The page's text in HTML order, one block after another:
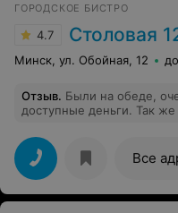
ГОРОДСКОЕ БИСТРО
4.7 Столовая
Минск, ул. Обойная, 12
Отзыв. Были на обеде,
доступные деньги. Так же
Единственное, немного
наверное скорее плюс
Все